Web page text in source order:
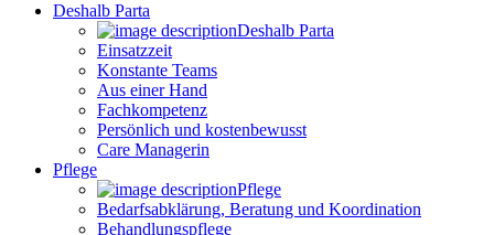
Deshalb Parta
Deshalb Parta
Einsatzzeit
Konstante Teams
Aus einer Hand
Fachkompetenz
Persönlich und kostenbewusst
Care Managerin
Pflege
Pflege
Bedarfsabklärung, Beratung und Koordination
Behandlungspflege